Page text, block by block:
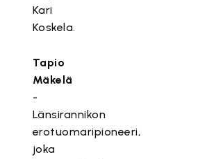
Kari
Koskela.
Tapio
Mäkelä
-
Länsirannikon
erotuomaripioneeri,
joka